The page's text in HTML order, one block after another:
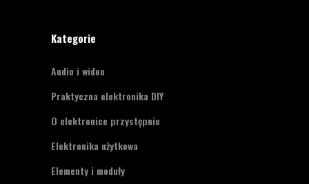
Kategorie
Audio i wideo
Praktyczna elektronika DIY
O elektronice przystępnie
Elektronika użytkowa
Elementy i moduły